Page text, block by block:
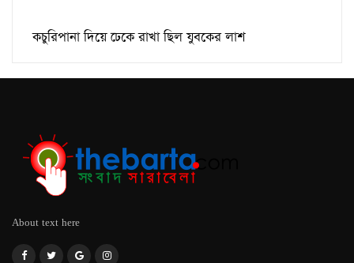
কচুরিপানা দিয়ে ঢেকে রাখা ছিল যুবকের লাশ
About text here